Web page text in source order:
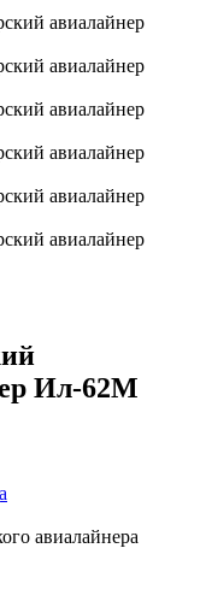
Ил-62М
авиалайнера